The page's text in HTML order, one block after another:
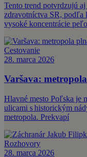
Tento trend potvrdzujú
zdravotníctva SR,
vysoké koncentrácie
Cestovanie
28. marca 2026
Varšava:
Hlavné mesto Poľska je
ulicami s historickým
metropola. Prekvapí
Rozhovory
28. marca 2026